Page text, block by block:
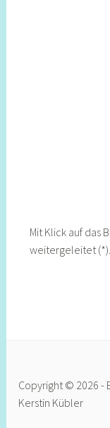
Mit Klick auf das
weitergeleitet (*).
Copyright © 2026 -
Kerstin Kübler